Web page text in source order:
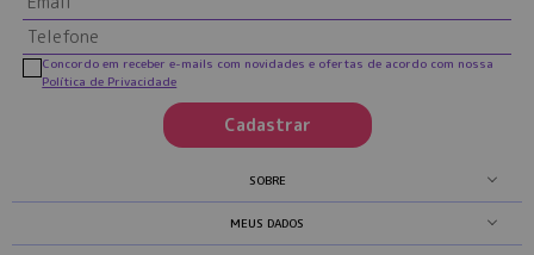
Cadastrar
Concordo em receber e-mails com novidades e ofertas de acordo com nossa
Política de Privacidade
SOBRE
MEUS DADOS